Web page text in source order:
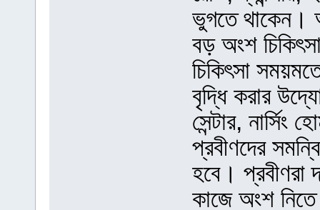
ভুগতে থাকেন।
বড় অংশ
চিকিৎসা
বৃদ্ধি করার
সেন্টার,
প্রবীণদের
হবে। প্রবীণরা
কাজে অংশ